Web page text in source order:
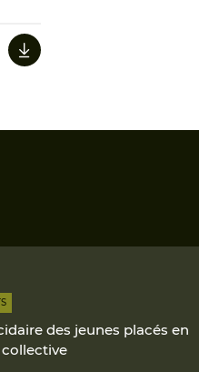
des jeunes placés en